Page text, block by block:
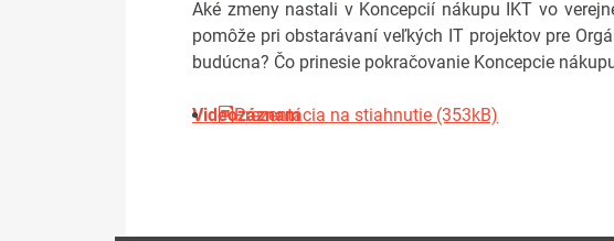
Aké zmeny nastali v Koncepcií nákupu IKT vo
pomôže pri obstarávaní veľkých IT projektov pre
budúcna? Čo prinesie pokračovanie Koncepcie
Videozáznam
Prezentácia na stiahnutie (353kB)